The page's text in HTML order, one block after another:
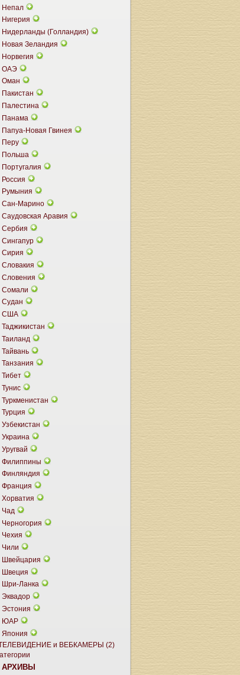
Непал
Нигерия
Нидерланды (Голландия)
Новая Зеландия
Норвегия
ОАЭ
Оман
Пакистан
Палестина
Панама
Папуа-Новая Гвинея
Перу
Польша
Португалия
Россия
Румыния
Сан-Марино
Саудовская Аравия
Сербия
Сингапур
Сирия
Словакия
Словения
Сомали
Судан
США
Таджикистан
Таиланд
Тайвань
Танзания
Тибет
Тунис
Туркменистан
Турция
Узбекистан
Украина
Уругвай
Филиппины
Финляндия
Франция
Хорватия
Чад
Черногория
Чехия
Чили
Швейцария
Швеция
Шри-Ланка
Эквадор
Эстония
ЮАР
Япония
и ВЕБКАМЕРЫ (2)
АРХИВЫ